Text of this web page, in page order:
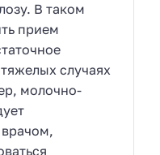
В таком
прием
случаях
молочно-
врачом,